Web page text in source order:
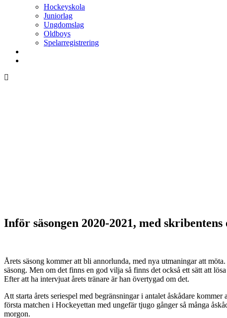
Hockeyskola
Juniorlag
Ungdomslag
Oldboys
Spelarregistrering
Inför säsongen 2020-2021, med skribentens
Årets säsong kommer att bli annorlunda, med nya utmaningar att
säsong. Men om det finns en god vilja så finns det också ett sätt att
Efter att ha intervjuat årets tränare är han övertygad om det.
Att starta årets seriespel med begränsningar i antalet åskådare
första matchen i Hockeyettan med ungefär tjugo gånger så många
morgon.